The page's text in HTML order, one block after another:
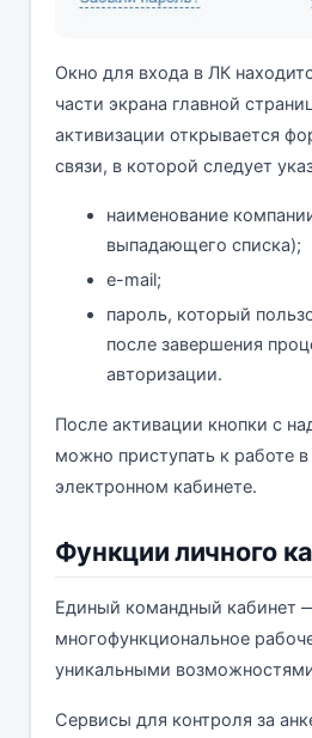
Окно для входа в ЛК
части экрана главной
активизации открывается
связи, в которой следует
наименование
выпадающего списка);
e-mail;
пароль, который
после завершения
авторизации.
После активации кнопки с
можно приступать к работе
электронном кабинете.
Функции личного
Единый командный кабинет
многофункциональное
уникальными
Сервисы для контроля за